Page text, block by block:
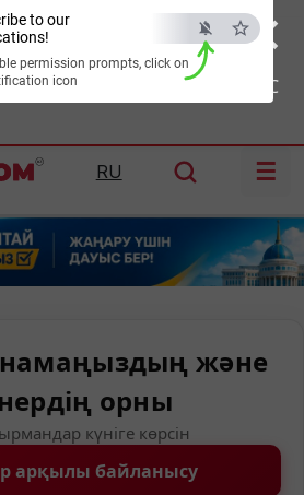
×
ESC
to our
permission prompts, click on
icon
Алматы: Шымкент:36°C
RU ☰
және
орны
күніге көрсін
арқылы байланысу